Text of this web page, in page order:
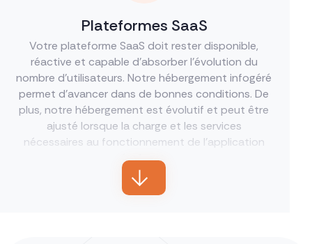
Plateformes SaaS
Votre plateforme SaaS doit rester disponible,
réactive et capable d’absorber l’évolution du
nombre d’utilisateurs. Notre hébergement infogéré
permet d’avancer dans de bonnes conditions. De
plus, notre hébergement est évolutif et peut être
ajusté lorsque la charge et les services
nécessaires au fonctionnement de l’application
évoluent.